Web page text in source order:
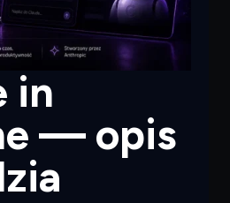
in
— opis